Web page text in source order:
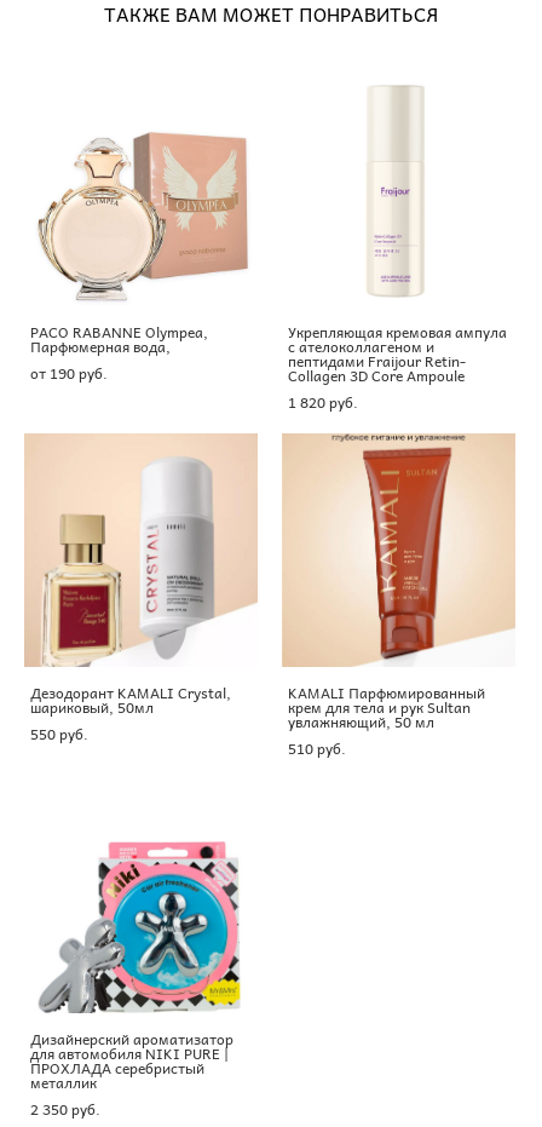
ТАКЖЕ ВАМ МОЖЕТ ПОНРАВИТЬСЯ
PACO RABANNE Olympea,
Парфюмерная вода,
от 190 pуб.
Укрепляющая кремовая ампула
с ателоколлагеном и
пептидами Fraijour Retin-
Collagen 3D Core Ampoule
1 820 pуб.
Дезодорант KAMALI Crystal,
шариковый, 50мл
550 pуб.
KAMALI Парфюмированный
крем для тела и рук Sultan
увлажняющий, 50 мл
510 pуб.
Дизайнерский ароматизатор
для автомобиля NIKI PURE |
ПРОХЛАДА серебристый
металлик
2 350 pуб.